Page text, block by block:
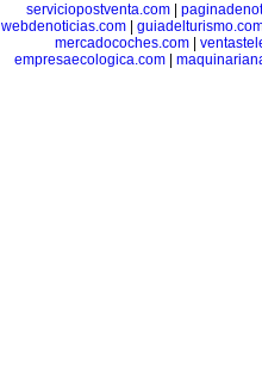
serviciopostventa.com
webdenoticias.com
mercadocoches.com|
empresaecologica.com|